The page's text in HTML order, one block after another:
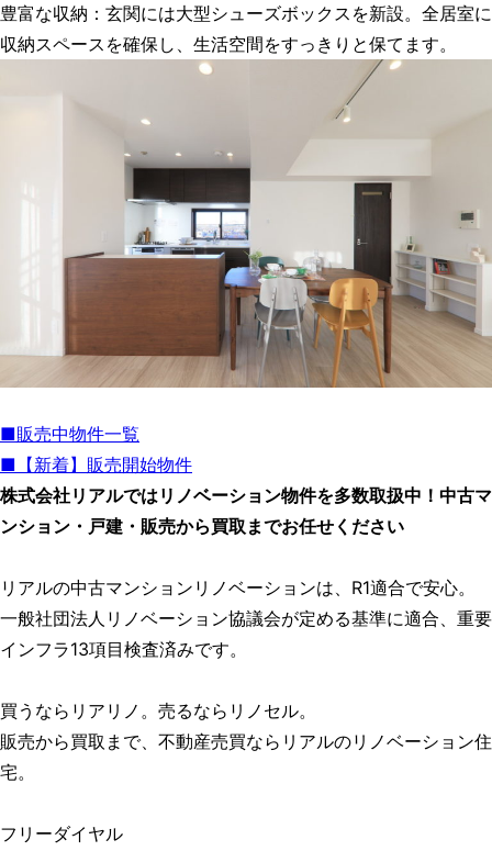
豊富な収納：玄関には大型シューズボックスを新設。全居室に
収納スペースを確保し、生活空間をすっきりと保てます。
■販売中物件一覧
■【新着】販売開始物件
株式会社リアルではリノベーション物件を多数取扱中！中古マ
ンション・戸建・販売から買取までお任せください
リアルの中古マンションリノベーションは、R1適合で安心。
一般社団法人リノベーション協議会が定める基準に適合、重要
インフラ13項目検査済みです。
買うならリアリノ。売るならリノセル。
販売から買取まで、不動産売買ならリアルのリノベーション住
宅。
フリーダイヤル